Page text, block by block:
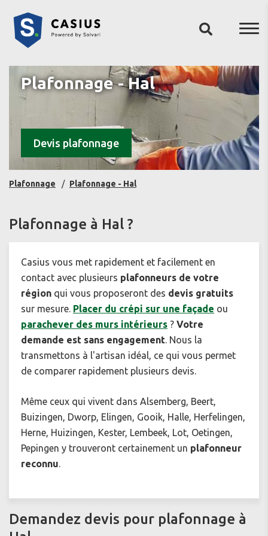
Plafonnage - Hal
Devis plafonnage
Plafonnage Plafonnage - Hal
Plafonnage à Hal ?
Casius vous met rapidement et facilement en
contact avec plusieurs plafonneurs de votre
région qui vous proposeront des devis gratuits
sur mesure. Placer du crépi sur une façade ou
parachever des murs intérieurs ? Votre
demande est sans engagement. Nous la
transmettons à l'artisan idéal, ce qui vous permet
de comparer rapidement plusieurs devis.
Même ceux qui vivent dans Alsemberg, Beert,
Buizingen, Dworp, Elingen, Gooik, Halle, Herfelingen,
Herne, Huizingen, Kester, Lembeek, Lot, Oetingen,
Pepingen y trouveront certainement un plafonneur
reconnu.
Demandez devis pour plafonnage à